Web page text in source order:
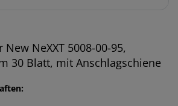
NeXXT 5008-00-95,
30 Blatt, mit Anschlagschiene